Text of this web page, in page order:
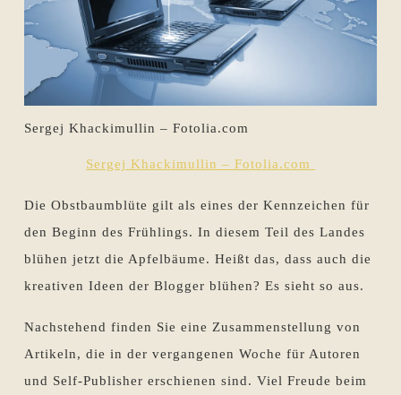
Sergej Khackimullin – Fotolia.com
Sergej Khackimullin – Fotolia.com
Die Obstbaumblüte gilt als eines der Kennzeichen für
den Beginn des Frühlings. In diesem Teil des Landes
blühen jetzt die Apfelbäume. Heißt das, dass auch die
kreativen Ideen der Blogger blühen? Es sieht so aus.
Nachstehend finden Sie eine Zusammenstellung von
Artikeln, die in der vergangenen Woche für Autoren
und Self-Publisher erschienen sind. Viel Freude beim